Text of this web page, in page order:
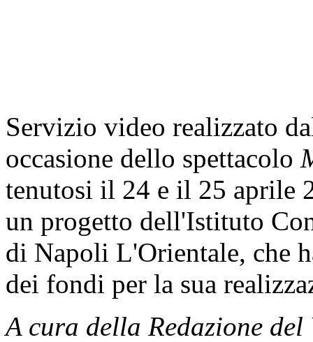
Servizio video realizzato
occasione dello spettacolo
tenutosi il 24 e il 25 aprile
un progetto dell'Istituto
di Napoli L'Orientale, che
dei fondi per la sua
A cura della Redazione del